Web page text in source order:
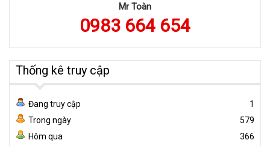
Mr Toàn
0983 664 654
Thống kê truy cập
Đang truy cập
1
Trong ngày
579
Hôm qua
366